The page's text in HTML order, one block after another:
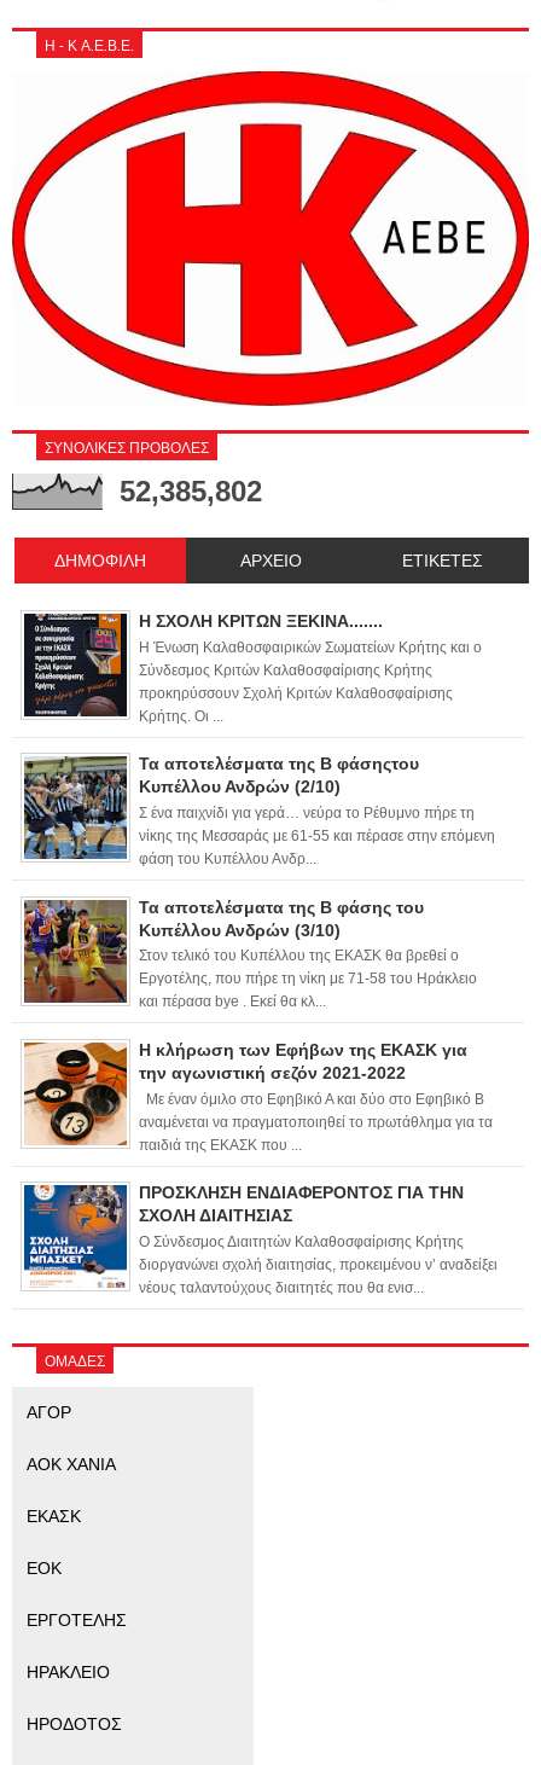
Η - Κ Α.Ε.Β.Ε.
ΣΥΝΟΛΙΚΕΣ ΠΡΟΒΟΛΕΣ
52,385,802
ΔΗΜΟΦΙΛΗ ΑΡΧΕΙΟ ΕΤΙΚΕΤΕΣ
Η ΣΧΟΛΗ ΚΡΙΤΩΝ ΞΕΚΙΝΑ.......
Η Ένωση Καλαθοσφαιρικών Σωματείων Κρήτης και ο
Σύνδεσμος Κριτών Καλαθοσφαίρισης Κρήτης
προκηρύσσουν Σχολή Κριτών Καλαθοσφαίρισης
Κρήτης. Οι ...
Τα αποτελέσματα της Β φάσηςτου
Κυπέλλου Ανδρών (2/10)
Σ ένα παιχνίδι για γερά… νεύρα το Ρέθυμνο πήρε τη
νίκης της Μεσσαράς με 61-55 και πέρασε στην επόμενη
φάση του Κυπέλλου Ανδρ...
Τα αποτελέσματα της Β φάσης του
Κυπέλλου Ανδρών (3/10)
Στον τελικό του Κυπέλλου της ΕΚΑΣΚ θα βρεθεί ο
Εργοτέλης, που πήρε τη νίκη με 71-58 του Ηράκλειο
και πέρασα bye . Εκεί θα κλ...
Η κλήρωση των Εφήβων της ΕΚΑΣΚ για
την αγωνιστική σεζόν 2021-2022
Με έναν όμιλο στο Εφηβικό Α και δύο στο Εφηβικό Β
αναμένεται να πραγματοποιηθεί το πρωτάθλημα για τα
παιδιά της ΕΚΑΣΚ που ...
ΠΡΟΣΚΛΗΣΗ ΕΝΔΙΑΦΕΡΟΝΤΟΣ ΓΙΑ ΤΗΝ
ΣΧΟΛΗ ΔΙΑΙΤΗΣΙΑΣ
Ο Σύνδεσμος Διαιτητών Καλαθοσφαίρισης Κρήτης
διοργανώνει σχολή διαιτησίας, προκειμένου ν’ αναδείξει
νέους ταλαντούχους διαιτητές που θα ενισ...
ΟΜΑΔΕΣ
ΑΓΟΡ
ΑΟΚ ΧΑΝΙΑ
ΕΚΑΣΚ
ΕΟΚ
ΕΡΓΟΤΕΛΗΣ
ΗΡΑΚΛΕΙΟ
ΗΡΟΔΟΤΟΣ